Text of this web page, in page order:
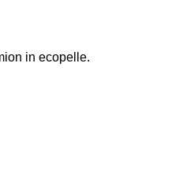
in ecopelle.